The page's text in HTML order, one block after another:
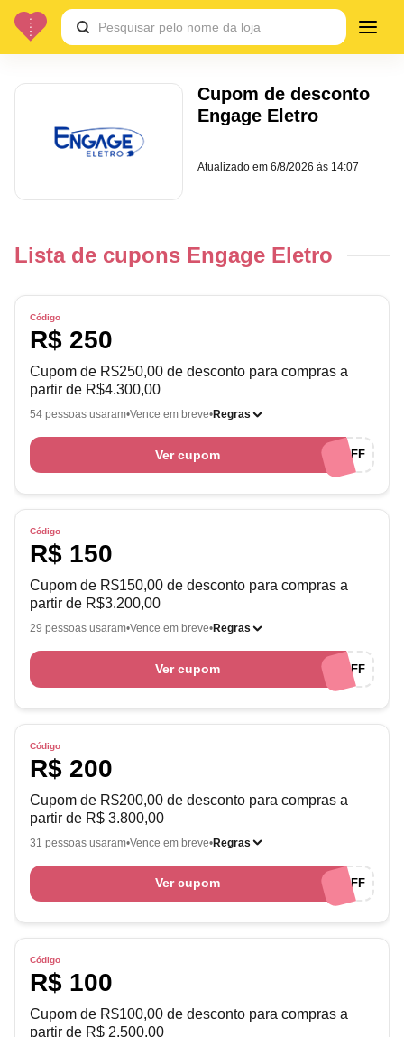
Cupom de desconto
Engage Eletro
Atualizado em6/8/2026 às 14:07
Lista de cupons Engage Eletro
Código
R$ 250
Cupom de R$250,00 de desconto para compras a
partir de R$4.300,00
54 pessoas usaram Vence em breve Regras
Ver cupom ENGAGE250OFF
Código
R$ 150
Cupom de R$150,00 de desconto para compras a
partir de R$3.200,00
29 pessoas usaram Vence em breve Regras
Ver cupom ENGAGE150OFF
Código
R$ 200
Cupom de R$200,00 de desconto para compras a
partir de R$ 3.800,00
31 pessoas usaram Vence em breve Regras
Ver cupom ENGAGE200OFF
Código
R$ 100
Cupom de R$100,00 de desconto para compras a
partir de R$ 2.500,00